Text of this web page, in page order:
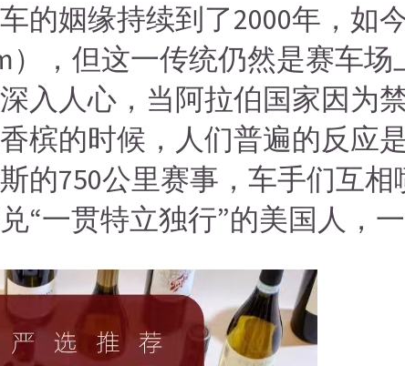
的姻缘持续到了2000年，如
），但这一传统仍然是赛车
入人心，当阿拉伯国家因为
槟的时候，人们普遍的反应
的750公里赛事，车手们互
“一贯特立独行”的美国人，